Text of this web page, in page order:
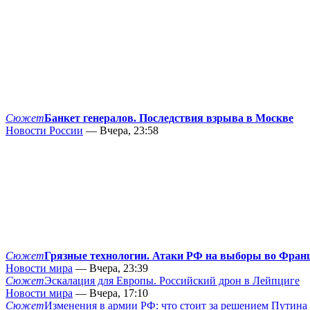
СюжетБанкет генералов. Последствия взрыва в Москве
Новости России — Вчера, 23:58
СюжетГрязные технологии. Атаки РФ на выборы во
Новости мира — Вчера, 23:39
СюжетЭскалация для Европы. Российский дрон в Лейпциге
Новости мира — Вчера, 17:10
СюжетИзменения в армии РФ: что стоит за решением Путина